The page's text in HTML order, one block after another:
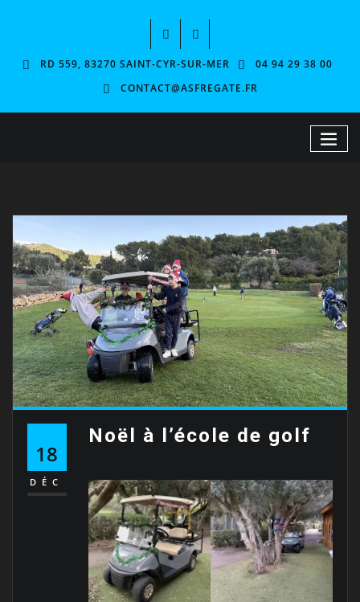
RD 559, 83270 SAINT-CYR-SUR-MER
04 94 29 38 00
CONTACT@ASFREGATE.FR
18
DÉC
Noël à l’école de golf